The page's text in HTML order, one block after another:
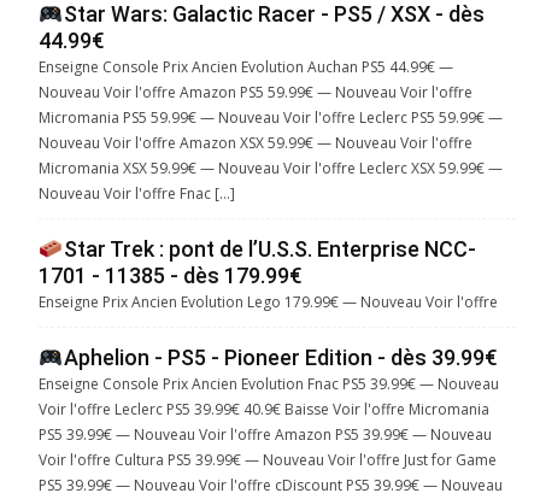
Star Wars: Galactic Racer - PS5 / XSX - dès
44.99€
Enseigne Console Prix Ancien Evolution Auchan PS5 44.99€ —
Nouveau Voir l'offre Amazon PS5 59.99€ — Nouveau Voir l'offre
Micromania PS5 59.99€ — Nouveau Voir l'offre Leclerc PS5 59.99€ —
Nouveau Voir l'offre Amazon XSX 59.99€ — Nouveau Voir l'offre
Micromania XSX 59.99€ — Nouveau Voir l'offre Leclerc XSX 59.99€ —
Nouveau Voir l'offre Fnac […]
Star Trek : pont de l’U.S.S. Enterprise NCC-
1701 - 11385 - dès 179.99€
Enseigne Prix Ancien Evolution Lego 179.99€ — Nouveau Voir l'offre
Aphelion - PS5 - Pioneer Edition - dès 39.99€
Enseigne Console Prix Ancien Evolution Fnac PS5 39.99€ — Nouveau
Voir l'offre Leclerc PS5 39.99€ 40.9€ Baisse Voir l'offre Micromania
PS5 39.99€ — Nouveau Voir l'offre Amazon PS5 39.99€ — Nouveau
Voir l'offre Cultura PS5 39.99€ — Nouveau Voir l'offre Just for Game
PS5 39.99€ — Nouveau Voir l'offre cDiscount PS5 39.99€ — Nouveau